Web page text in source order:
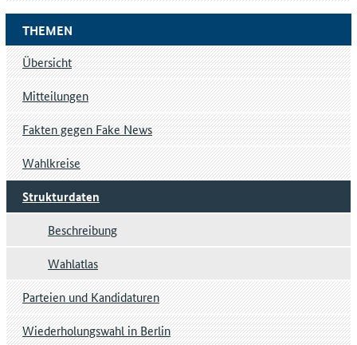
THEMEN
Übersicht
Mitteilungen
Fakten gegen Fake News
Wahlkreise
Strukturdaten
Beschreibung
Wahlatlas
Parteien und Kandidaturen
Wiederholungswahl in Berlin